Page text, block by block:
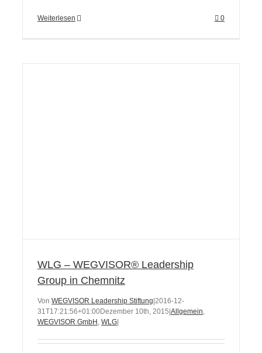
Weiterlesen 0
WLG – WEGVISOR® Leadership
Group in Chemnitz
Von WEGVISOR Leadership Stiftung 2016-12-
31T17:21:56+01:00Dezember 10th, 2015 Allgemein,
WEGVISOR GmbH , WLG